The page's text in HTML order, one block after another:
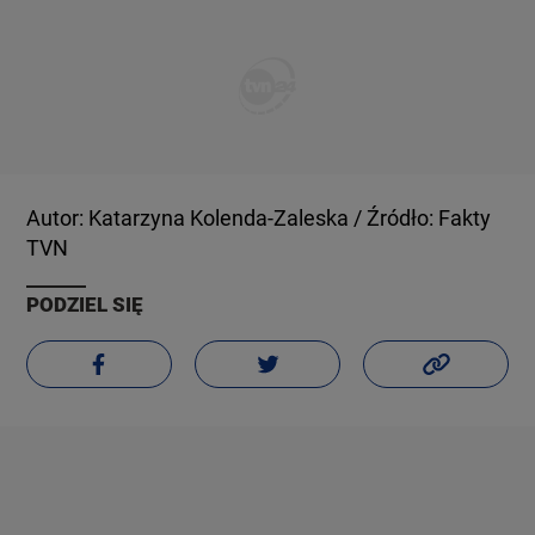
Autor: Katarzyna Kolenda-Zaleska / Źródło: Fakty
TVN
PODZIEL SIĘ